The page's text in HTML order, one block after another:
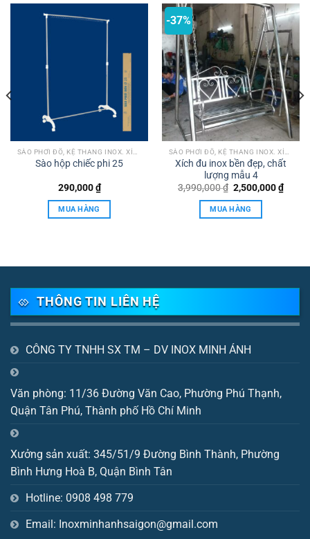
SÀO PHƠI ĐỒ, KỆ THANG INOX. XÍCH ĐU
Sào hộp chiếc phi 25
290,000₫
MUA HÀNG
-37%
SÀO PHƠI ĐỒ, KỆ THANG INOX. XÍCH ĐU
Xích đu inox bền đẹp, chất
lượng mẫu 4
3,990,000₫ Giá
gốc
là:
3,990,000 ₫.
2,500,000₫Giá
hiện
MUA HÀNG
THÔNG TIN LIÊN HỆ
CÔNG TY TNHH SX TM – DV INOX MINH ÁNH
Văn phòng: 11/36 Đường Văn Cao, Phường Phú Thạnh,
Quận Tân Phú, Thành phố Hồ Chí Minh
Xưởng sản xuất: 345/51/9 Đường Bình Thành, Phường
Bình Hưng Hoà B, Quận Bình Tân
Hotline: 0908 498 779
Email: Inoxminhanhsaigon@gmail.com